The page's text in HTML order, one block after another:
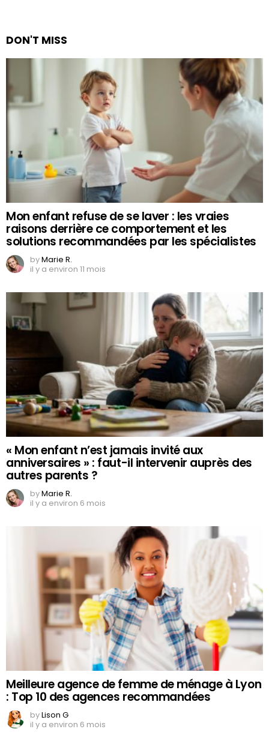
DON'T MISS
Mon enfant refuse de se laver : les vraies
raisons derrière ce comportement et les
solutions recommandées par les spécialistes
byMarie R.
il y a environ 11 mois
« Mon enfant n’est jamais invité aux
anniversaires » : faut-il intervenir auprès des
autres parents ?
byMarie R.
il y a environ 6 mois
Meilleure agence de femme de ménage à Lyon
: Top 10 des agences recommandées
byLison G
il y a environ 6 mois